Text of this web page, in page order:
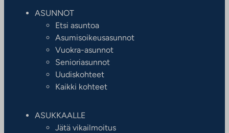
ASUNNOT
Etsi asuntoa
Asumisoikeusasunnot
Vuokra-asunnot
Senioriasunnot
Uudiskohteet
Kaikki kohteet
ASUKKAALLE
Jätä vikailmoitus